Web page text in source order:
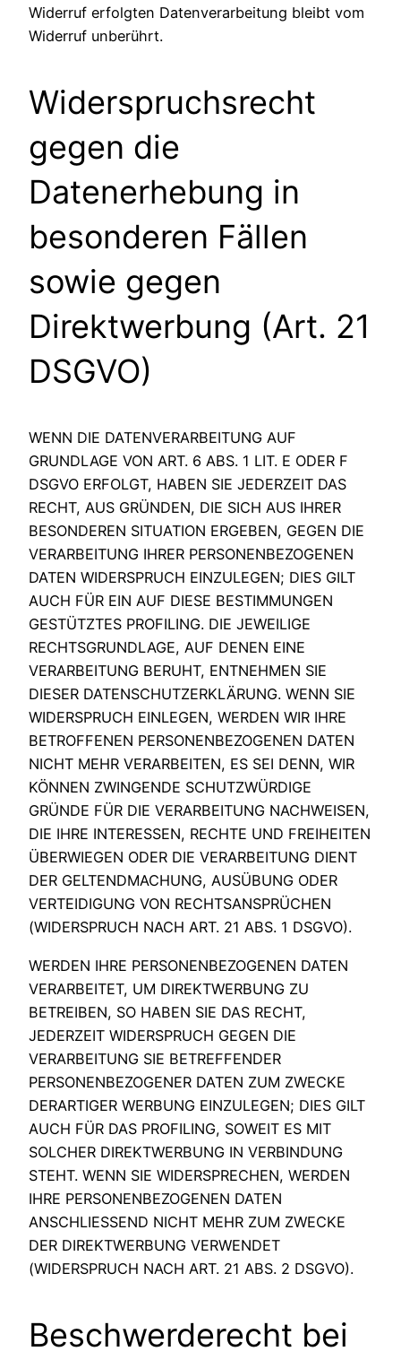
Widerruf erfolgten Datenverarbeitung bleibt vom
Widerruf unberührt.
Widerspruchsrecht
gegen die
Datenerhebung in
besonderen Fällen
sowie gegen
Direktwerbung (Art. 21
DSGVO)
WENN DIE DATENVERARBEITUNG AUF
GRUNDLAGE VON ART. 6 ABS. 1 LIT. E ODER F
DSGVO ERFOLGT, HABEN SIE JEDERZEIT DAS
RECHT, AUS GRÜNDEN, DIE SICH AUS IHRER
BESONDEREN SITUATION ERGEBEN, GEGEN DIE
VERARBEITUNG IHRER PERSONENBEZOGENEN
DATEN WIDERSPRUCH EINZULEGEN; DIES GILT
AUCH FÜR EIN AUF DIESE BESTIMMUNGEN
GESTÜTZTES PROFILING. DIE JEWEILIGE
RECHTSGRUNDLAGE, AUF DENEN EINE
VERARBEITUNG BERUHT, ENTNEHMEN SIE
DIESER DATENSCHUTZERKLÄRUNG. WENN SIE
WIDERSPRUCH EINLEGEN, WERDEN WIR IHRE
BETROFFENEN PERSONENBEZOGENEN DATEN
NICHT MEHR VERARBEITEN, ES SEI DENN, WIR
KÖNNEN ZWINGENDE SCHUTZWÜRDIGE
GRÜNDE FÜR DIE VERARBEITUNG NACHWEISEN,
DIE IHRE INTERESSEN, RECHTE UND FREIHEITEN
ÜBERWIEGEN ODER DIE VERARBEITUNG DIENT
DER GELTENDMACHUNG, AUSÜBUNG ODER
VERTEIDIGUNG VON RECHTSANSPRÜCHEN
(WIDERSPRUCH NACH ART. 21 ABS. 1 DSGVO).
WERDEN IHRE PERSONENBEZOGENEN DATEN
VERARBEITET, UM DIREKTWERBUNG ZU
BETREIBEN, SO HABEN SIE DAS RECHT,
JEDERZEIT WIDERSPRUCH GEGEN DIE
VERARBEITUNG SIE BETREFFENDER
PERSONENBEZOGENER DATEN ZUM ZWECKE
DERARTIGER WERBUNG EINZULEGEN; DIES GILT
AUCH FÜR DAS PROFILING, SOWEIT ES MIT
SOLCHER DIREKTWERBUNG IN VERBINDUNG
STEHT. WENN SIE WIDERSPRECHEN, WERDEN
IHRE PERSONENBEZOGENEN DATEN
ANSCHLIESSEND NICHT MEHR ZUM ZWECKE
DER DIREKTWERBUNG VERWENDET
(WIDERSPRUCH NACH ART. 21 ABS. 2 DSGVO).
Beschwerde­recht bei